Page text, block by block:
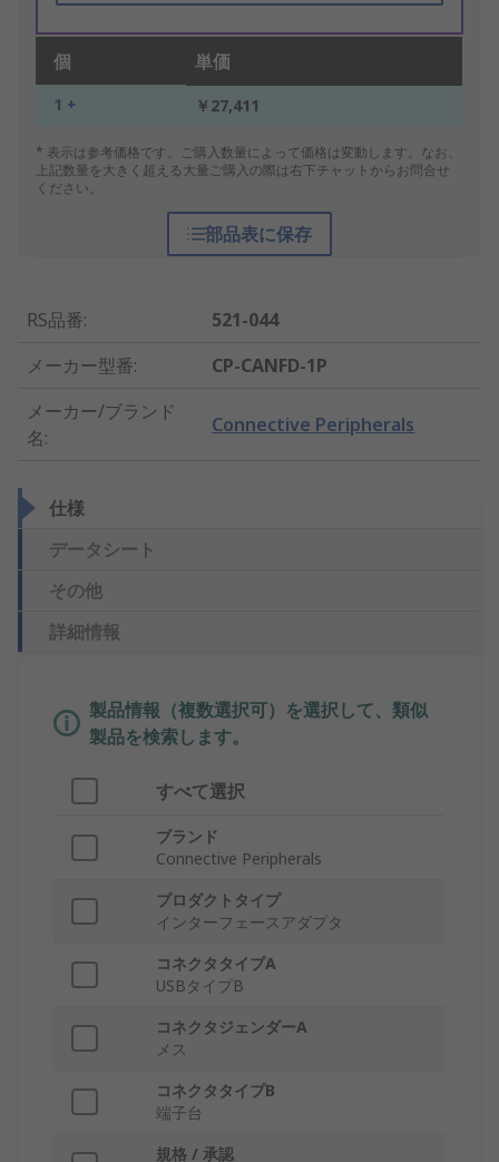
個 単価
1 + ￥27,411
* 表示は参考価格です。ご購入数量によって価格は変動します。なお、
上記数量を大きく超える大量ご購入の際は右下チャットからお問合せ
ください。
部品表に保存
RS品番:
521-044
メーカー型番:
CP-CANFD-1P
メーカー/ブランド
名:
Connective Peripherals
仕様
データシート
その他
詳細情報
製品情報（複数選択可）を選択して、類似
製品を検索します。
すべて選択
ブランド
Connective Peripherals
プロダクトタイプ
インターフェースアダプタ
コネクタタイプA
USBタイプB
コネクタジェンダーA
メス
コネクタタイプB
端子台
規格 / 承認